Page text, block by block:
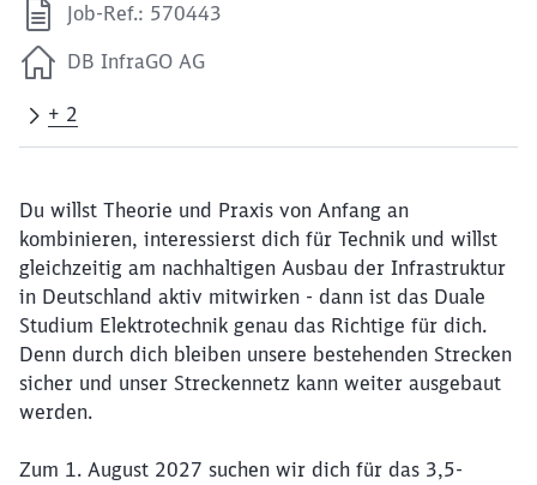
Job-Ref.: 570443
DB InfraGO AG
+ 2
Du willst Theorie und Praxis von Anfang an
kombinieren, interessierst dich für Technik und willst
gleichzeitig am nachhaltigen Ausbau der Infrastruktur
in Deutschland aktiv mitwirken - dann ist das Duale
Studium Elektrotechnik genau das Richtige für dich.
Denn durch dich bleiben unsere bestehenden Strecken
sicher und unser Streckennetz kann weiter ausgebaut
werden.
Zum 1. August 2027 suchen wir dich für das 3,5-